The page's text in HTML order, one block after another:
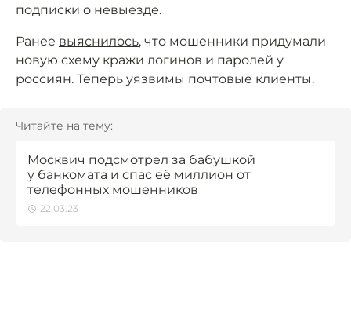
подписки о невыезде.
Ранее выяснилось, что мошенники придумали
новую схему кражи логинов и паролей у
россиян. Теперь уязвимы почтовые клиенты.
Читайте на тему:
Москвич подсмотрел за бабушкой
у банкомата и спас её миллион от
телефонных мошенников
22.03.23